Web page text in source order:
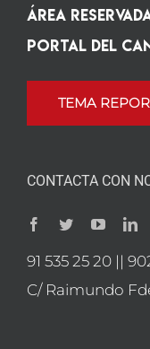
Área
Portal del
TEMA
CONTACTA CON
91 535 25 20 ||
C/ Raimundo